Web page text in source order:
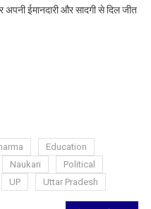
ईमानदारी और सादगी से दिल जीत
Education
Naukari
Political
UP Uttar Pradesh